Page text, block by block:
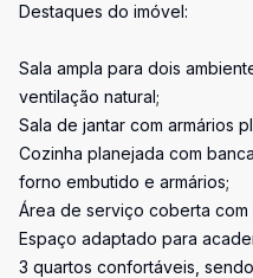
Destaques do imóvel:
Sala ampla para dois
ventilação natural;
Sala de jantar com armários
Cozinha planejada com
forno embutido e armários;
Área de serviço coberta com
Espaço adaptado para
3 quartos confortáveis,